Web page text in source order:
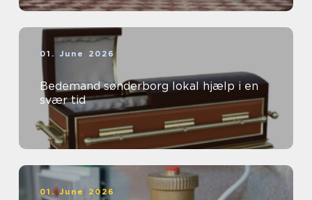
01. June 2026
Bedemand sønderborg lokal hjælp i en
svær tid
01. June 2026